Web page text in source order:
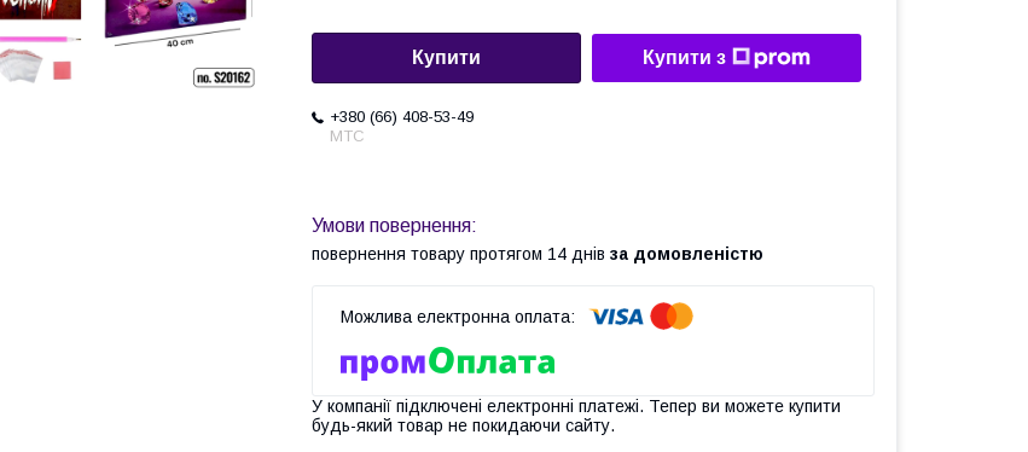
Купити Купити з
+380 (66) 408-53-49
МТС
повернення товару протягом 14 днів за домовленістю
У компанії підключені електронні платежі. Тепер ви можете купити
будь-який товар не покидаючи сайту.